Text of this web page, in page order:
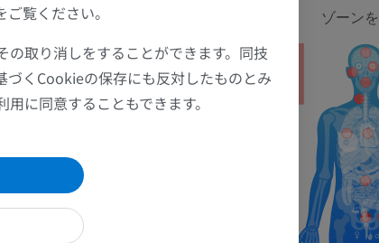
腹側に位置する
脳幹内のより背側に位置
および主感覚核の両者か
る。主として延髄の脊髄
の二次ニューロンで構成
主感覚核からの非交叉性二
線維で構成される
温度覚情報を伝達し、主
部の触覚・圧覚データを
軽触覚および圧覚情報を
下肢
イラストレーション
プレミアム
下肢X線
X線画像
無料
ゾーン
ご覧ください。
取り消しをすることができます。同技
くCookieの保存にも反対したものとみ
に同意することもできます。